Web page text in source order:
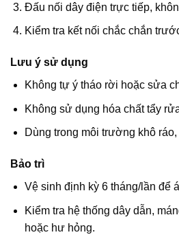
Đấu nối dây điện trực tiếp,
Kiểm tra kết nối chắc chắn
Lưu ý sử dụng
Không tự ý tháo rời hoặc sửa
Không sử dụng hóa chất tẩy
Dùng trong môi trường khô ráo,
Bảo trì
Vệ sinh định kỳ 6 tháng/lần để
Kiểm tra hệ thống dây dẫn,
hoặc hư hỏng.